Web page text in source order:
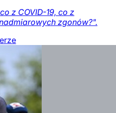
z COVID-19, co z
zgonów?".